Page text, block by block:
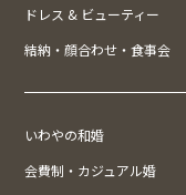
ドレス & ビューティー
結納・顔合わせ・食事会
いわやの和婚
会費制・カジュアル婚